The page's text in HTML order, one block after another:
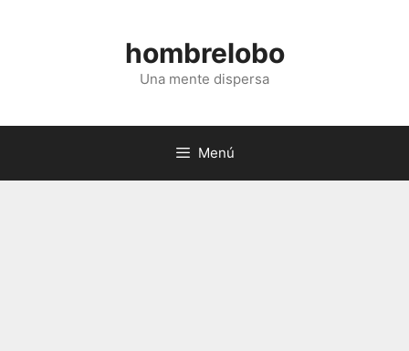
hombrelobo
Una mente dispersa
Menú